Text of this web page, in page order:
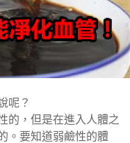
呢？
的，但是在進入人體之
。要知道弱鹼性的體